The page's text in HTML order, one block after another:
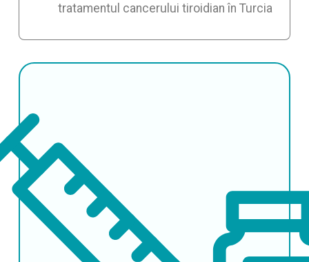
tratamentul cancerului tiroidian în Turcia